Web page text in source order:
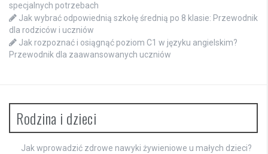
specjalnych potrzebach
Jak wybrać odpowiednią szkołę średnią po 8 klasie: Przewodnik
dla rodziców i uczniów
Jak rozpoznać i osiągnąć poziom C1 w języku angielskim?
Przewodnik dla zaawansowanych uczniów
Rodzina i dzieci
Jak wprowadzić zdrowe nawyki żywieniowe u małych dzieci?